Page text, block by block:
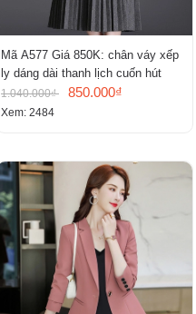
Mã A577 Giá 850K: chân váy xếp
ly dáng dài thanh lịch cuốn hút
1.040.000₫ 850.000₫
Xem: 2484